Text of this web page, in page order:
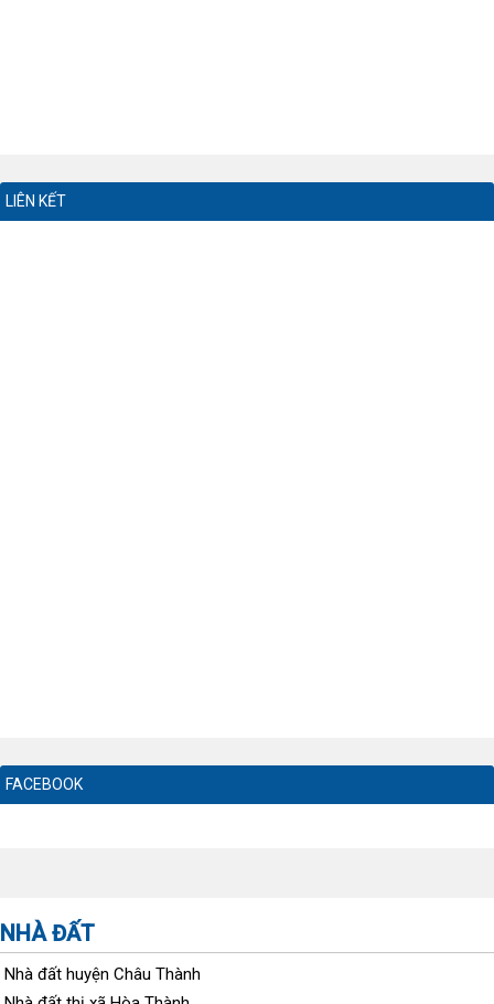
LIÊN KẾT
FACEBOOK
NHÀ ĐẤT
Nhà đất huyện Châu Thành